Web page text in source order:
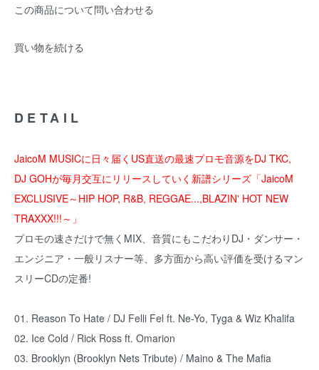
この商品について問い合わせる
買い物を続ける
DETAIL
JaicoM MUSICに日々届くUS直送の最速プロモ音源をDJ TKC,
DJ GOHが毎月交互にリリースしていく新譜シリーズ「JaicoM
EXCLUSIVE～HIP HOP, R&B, REGGAE...,BLAZIN' HOT NEW
TRAXXX!!!～」
プロモの速さだけで無くMIX、音質にもこだわりDJ・ダンサー・
エンジニア・一般リスナー等、多方面から高い評価を受けるマン
スリーCDの定番!
01. Reason To Hate / DJ Felli Fel ft. Ne-Yo, Tyga & Wiz Khalifa
02. Ice Cold / Rick Ross ft. Omarion
03. Brooklyn (Brooklyn Nets Tribute) / Maino & The Mafia